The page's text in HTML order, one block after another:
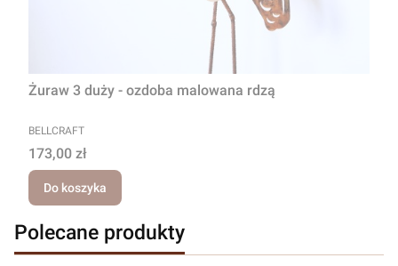
Żuraw 3 duży - ozdoba malowana rdzą
PRODUCENT
BELLCRAFT
Cena
173,00 zł
Do koszyka
Polecane produkty